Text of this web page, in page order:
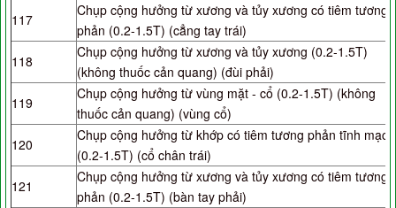
117
Chụp cộng hưởng từ xương và tủy xương có tiêm tương
phản (0.2-1.5T) (cẳng tay trái)
118
Chụp cộng hưởng từ xương và tủy xương (0.2-1.5T)
(không thuốc cản quang) (đùi phải)
119
Chụp cộng hưởng từ vùng mặt - cổ (0.2-1.5T) (không
thuốc cản quang) (vùng cổ)
120
Chụp cộng hưởng từ khớp có tiêm tương phản tĩnh mạch
(0.2-1.5T) (cổ chân trái)
121
Chụp cộng hưởng từ xương và tủy xương có tiêm tương
phản (0.2-1.5T) (bàn tay phải)